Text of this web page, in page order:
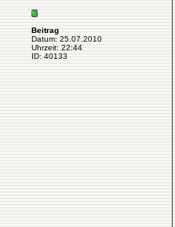
Beitrag
Datum: 25.07.2010
Uhrzeit: 22:44
ID: 40133